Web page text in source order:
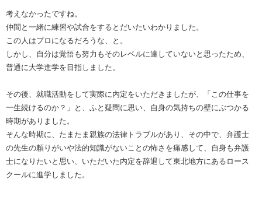
考えなかったですね。
仲間と一緒に練習や試合をするとだいたいわかりました。
この人はプロになるだろうな、と。
しかし、自分は覚悟も努力もそのレベルに達していないと思ったため、
普通に大学進学を目指しました。
その後、就職活動をして実際に内定をいただきましたが、「この仕事を
一生続けるのか？」と、ふと疑問に思い、自身の気持ちの壁にぶつかる
時期がありました。
そんな時期に、たまたま親族の法律トラブルがあり、その中で、弁護士
の先生の頼りがいや法的知識がないことの怖さを痛感して、自身も弁護
士になりたいと思い、いただいた内定を辞退して東北地方にあるロース
クールに進学しました。